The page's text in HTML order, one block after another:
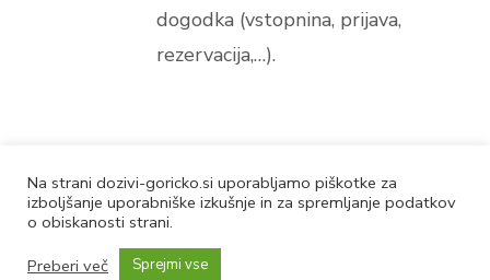
dogodka (vstopnina, prijava,
rezervacija,…).
© 2025 Goričanka d.o.o. Vse pravice pridržane
WordPress.Piškotki in vaši podatki
Na strani dozivi-goricko.si uporabljamo piškotke za
izboljšanje uporabniške izkušnje in za spremljanje podatkov
o obiskanosti strani.
Preberi več
Sprejmi vse